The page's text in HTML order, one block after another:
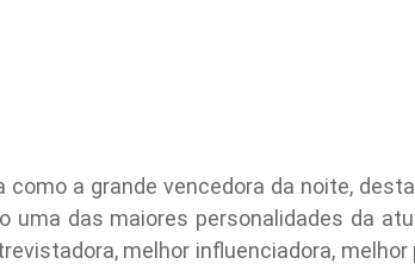
como a grande vencedora da noite,
uma das maiores personalidades da
melhor influenciadora,